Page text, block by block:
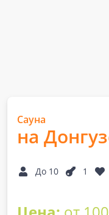
Сауна
на
До 10 1